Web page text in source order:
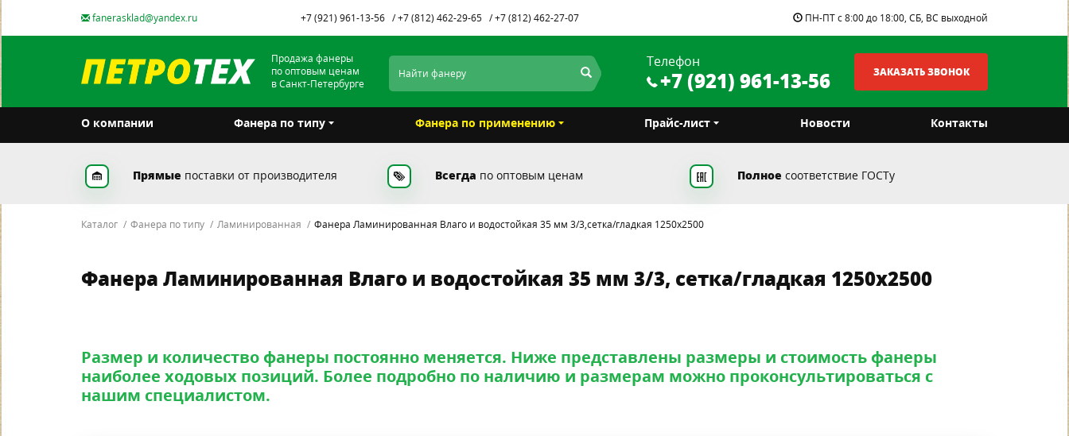
fanerasklad@yandex.ru +7 (921) 961-13-56 +7 (812) 462-29-65 +7 (812) 462-27-07 ПН-ПТ с 8:00 до 18:00, СБ, ВС выходной
Продажа фанеры
по оптовым ценам
в Санкт-Петербурге
Телефон
+7 (921) 961-13-56 ЗАКАЗАТЬ ЗВОНОК
О компании Фанера по типу Фанера по применению Прайс-лист Новости Контакты
Прямые поставки от производителя Всегда по оптовым ценам Полное соответствие ГОСТу
Каталог Фанера по типу Ламинированная Фанера Ламинированная Влаго и водостойкая 35 мм 3/3,сетка/гладкая 1250х2500
Фанера Ламинированная Влаго и водостойкая 35 мм 3/3, сетка/гладкая 1250х2500
Размер и количество фанеры постоянно меняется. Ниже представлены размеры и стоимость фанеры
наиболее ходовых позиций. Более подробно по наличию и размерам можно проконсультироваться с
нашим специалистом.